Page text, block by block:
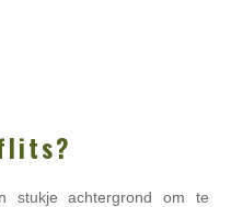
stukje achtergrond om te